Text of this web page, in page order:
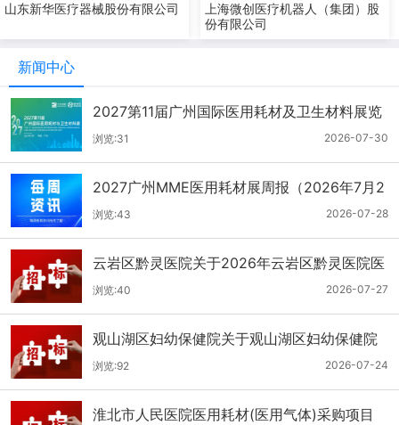
山东新华医疗器械股份有限公司
上海微创医疗机器人（集团）股
份有限公司
新闻中心
2027第11届广州国际医用耗材及卫生材料展览
会（2026.7.21-7.27周报）
2026-07-30
浏览:31
2027广州MME医用耗材展周报（2026年7月2
1-27日）
2026-07-28
浏览:43
云岩区黔灵医院关于2026年云岩区黔灵医院医
用耗材采购项目（品目三）三次招标的公开招
标公告
2026-07-27
浏览:40
观山湖区妇幼保健院关于观山湖区妇幼保健院
医用耗材采购项目的公开招标公告
2026-07-24
浏览:92
淮北市人民医院医用耗材(医用气体)采购项目